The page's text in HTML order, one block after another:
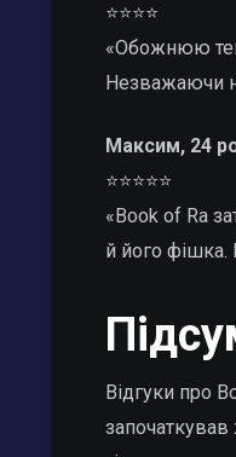
⭐⭐⭐⭐
«Обожнюю
Незважаючи
Максим, 24
⭐⭐⭐⭐⭐
«Book of Ra
й його фішка.
Відгуки про
започаткував